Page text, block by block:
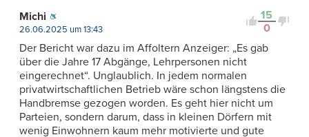
15
0
Michi
26.06.2025 um 13:43
Der Bericht war dazu im Affoltern Anzeiger: „Es gab
über die Jahre 17 Abgänge, Lehrpersonen nicht
eingerechnet“. Unglaublich. In jedem normalen
privatwirtschaftlichen Betrieb wäre schon längstens die
Handbremse gezogen worden. Es geht hier nicht um
Parteien, sondern darum, dass in kleinen Dörfern mit
wenig Einwohnern kaum mehr motivierte und gute